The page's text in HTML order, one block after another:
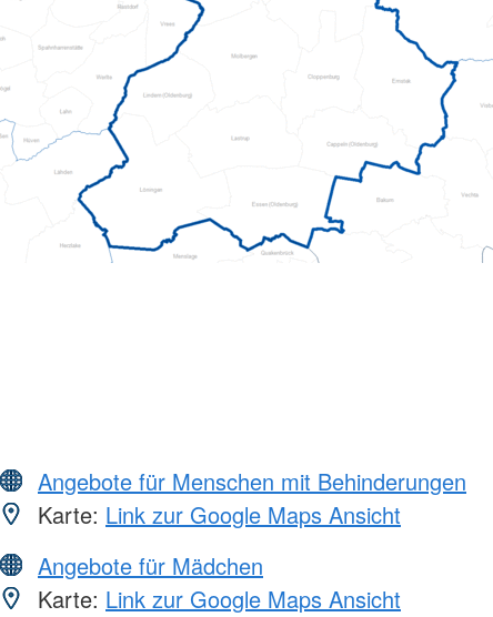
Angebote für Menschen mit Behinderungen
Karte: Link zur Google Maps Ansicht
Angebote für Mädchen
Karte: Link zur Google Maps Ansicht